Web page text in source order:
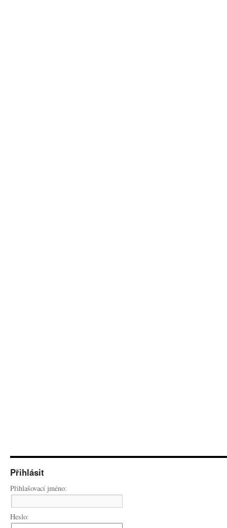
Přihlásit
Přihlašovací jméno:
Heslo: